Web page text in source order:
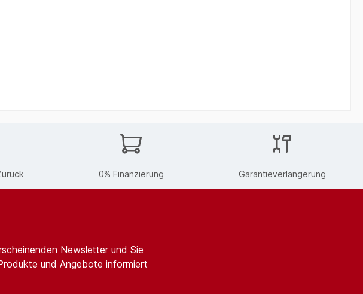
0% Finanzierung Garantieverlängerung
Newsletter und Sie
und Angebote informiert